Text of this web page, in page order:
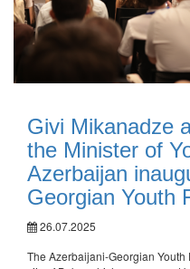
Givi Mikanadze
the Minister of
Azerbaijan
Georgian Youth
26.07.2025
The Azerbaijani-Georgian